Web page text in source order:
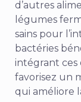
d’autres
légumes
sains pour
bactéries
intégrant ces
favorisez un
qui améliore